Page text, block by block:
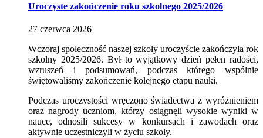
Uroczyste zakończenie roku szkolnego 2025/2026
27 czerwca 2026
Wczoraj społeczność naszej szkoły uroczyście zakończyła rok
szkolny 2025/2026. Był to wyjątkowy dzień pełen radości,
wzruszeń i podsumowań, podczas którego wspólnie
świętowaliśmy zakończenie kolejnego etapu nauki.
Podczas uroczystości wręczono świadectwa z wyróżnieniem
oraz nagrody uczniom, którzy osiągnęli wysokie wyniki w
nauce, odnosili sukcesy w konkursach i zawodach oraz
aktywnie uczestniczyli w życiu szkoły.